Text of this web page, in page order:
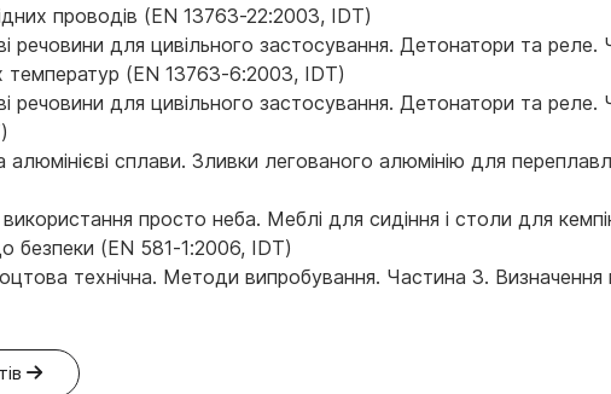
проводів (EN 13763-22:2003, IDT)
речовини для цивільного застосування. Детонатори та реле.
температур (EN 13763-6:2003, IDT)
речовини для цивільного застосування. Детонатори та
алюмінієві сплави. Зливки легованого алюмінію для
просто неба. Меблі для сидіння і столи для
безпеки (EN 581-1:2006, IDT)
технічна. Методи випробування. Частина 3.